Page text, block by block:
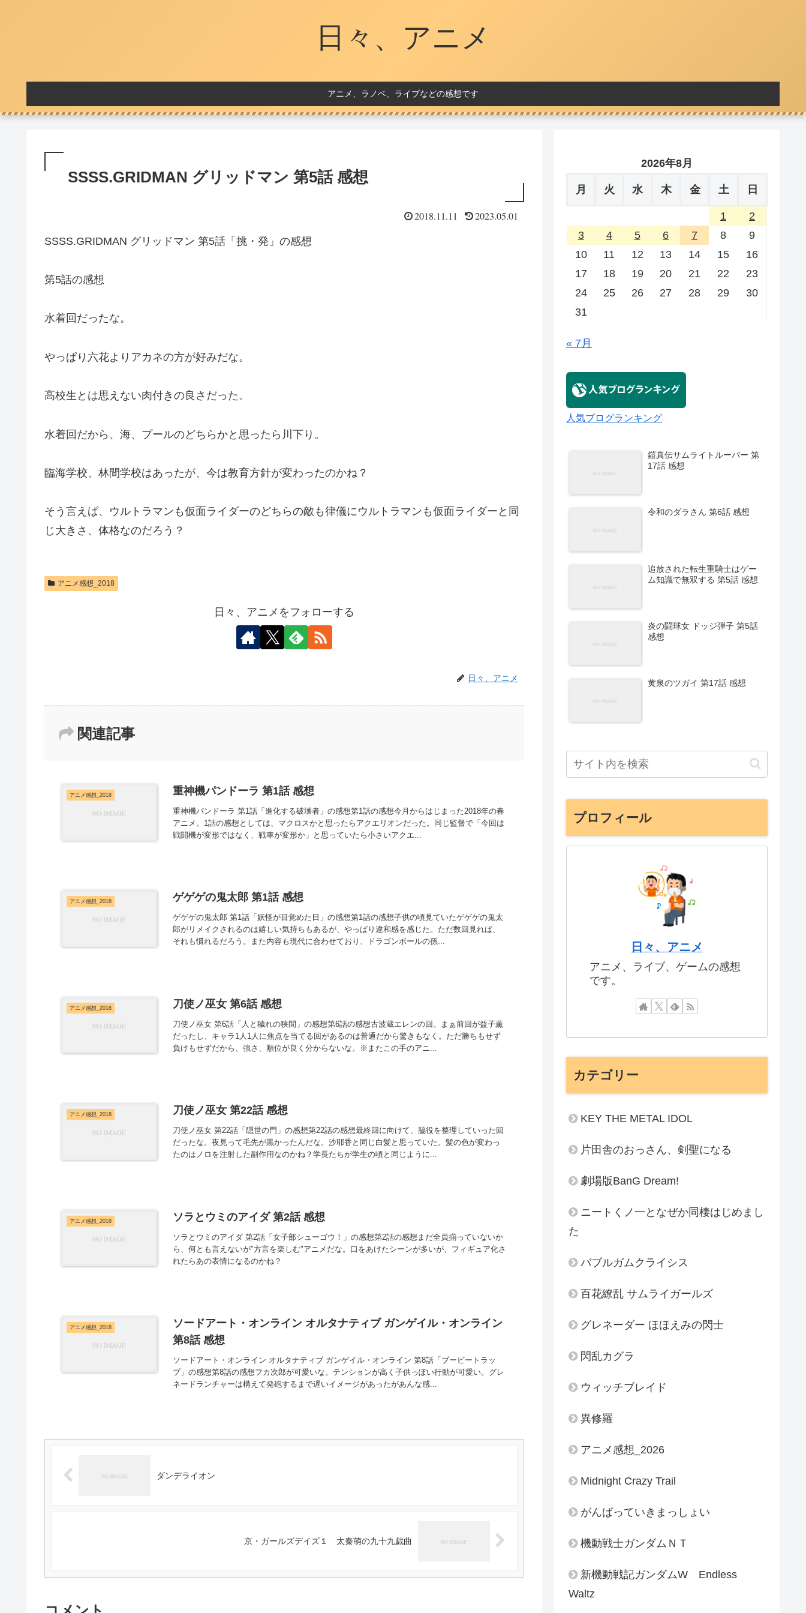
日々、アニメ
アニメ、ラノベ、ライブなどの感想です
SSSS.GRIDMAN グリッドマン 第5話 感想
2018.11.11 2023.05.01
SSSS.GRIDMAN グリッドマン 第5話「挑・発」の感想
第5話の感想
水着回だったな。
やっぱり六花よりアカネの方が好みだな。
高校生とは思えない肉付きの良さだった。
水着回だから、海、プールのどちらかと思ったら川下り。
臨海学校、林間学校はあったが、今は教育方針が変わったのかね？
そう言えば、ウルトラマンも仮面ライダーのどちらの敵も律儀にウルトラマンも仮面ライダーと同
じ大きさ、体格なのだろう？
アニメ感想_2018
日々、アニメをフォローする
日々、アニメ
関連記事
アニメ感想_2018 重神機パンドーラ 第1話 感想
重神機パンドーラ 第1話「進化する破壊者」の感想第1話の感想今月からはじまった2018年の春
アニメ。1話の感想としては、マクロスかと思ったらアクエリオンだった。同じ監督で「今回は
戦闘機が変形ではなく、戦車が変形か」と思っていたら小さいアクエ...
アニメ感想_2018 ゲゲゲの鬼太郎 第1話 感想
ゲゲゲの鬼太郎 第1話「妖怪が目覚めた日」の感想第1話の感想子供の頃見ていたゲゲゲの鬼太
郎がリメイクされるのは嬉しい気持ちもあるが、やっぱり違和感を感じた。ただ数回見れば、
それも慣れるだろう。また内容も現代に合わせており、ドラゴンボールの孫...
アニメ感想_2018 刀使ノ巫女 第6話 感想
刀使ノ巫女 第6話「人と穢れの狭間」の感想第6話の感想古波蔵エレンの回。まぁ前回が益子薫
だったし、キャラ1人1人に焦点を当てる回があるのは普通だから驚きもなく。ただ勝ちもせず
負けもせずだから、強さ、順位が良く分からないな。※またこの手のアニ...
アニメ感想_2018 刀使ノ巫女 第22話 感想
刀使ノ巫女 第22話「隠世の門」の感想第22話の感想最終回に向けて、脇役を整理していった回
だったな。夜見って毛先が黒かったんだな。沙耶香と同じ白髪と思っていた。髪の色が変わっ
たのはノロを注射した副作用なのかね？学長たちが学生の頃と同じように...
アニメ感想_2018 ソラとウミのアイダ 第2話 感想
ソラとウミのアイダ 第2話「女子部シューゴウ！」の感想第2話の感想まだ全員揃っていないか
ら、何とも言えないが"方言を楽しむ"アニメだな。口をあけたシーンが多いが、フィギュア化さ
れたらあの表情になるのかね？
アニメ感想_2018
ソードアート・オンライン オルタナティブ ガンゲイル・オンライン
第8話 感想
ソードアート・オンライン オルタナティブ ガンゲイル・オンライン 第8話「ブービートラッ
プ」の感想第8話の感想フカ次郎が可愛いな。テンションが高く子供っぽい行動が可愛い。グレ
ネードランチャーは構えて発砲するまで遅いイメージがあったがあんな感...
ダンデライオン
京・ガールズデイズ１ 太秦萌の九十九戯曲
2026年8月
月 火 水 木 金 土 日
1
2
3
4 5 6 7 8
9
10
11 12 13 14 15
16
17
18 19 20 21 22
23
24
25 26 27 28 29
30
31
« 7月
人気ブログランキング
鎧真伝サムライトルーパー 第
17話 感想
令和のダラさん 第6話 感想
追放された転生重騎士はゲー
ム知識で無双する 第5話 感想
炎の闘球女 ドッジ弾子 第5話
感想
黄泉のツガイ 第17話 感想
プロフィール
日々、アニメ
アニメ、ライブ、ゲームの感想
です。
カテゴリー
KEY THE METAL IDOL
片田舎のおっさん、剣聖になる
劇場版BanG Dream!
ニートくノ一となぜか同棲はじめまし
た
バブルガムクライシス
百花繚乱 サムライガールズ
グレネーダー ほほえみの閃士
閃乱カグラ
ウィッチブレイド
異修羅
アニメ感想_2026
Midnight Crazy Trail
がんばっていきまっしょい
機動戦士ガンダムＮＴ
新機動戦記ガンダムW Endless
Waltz